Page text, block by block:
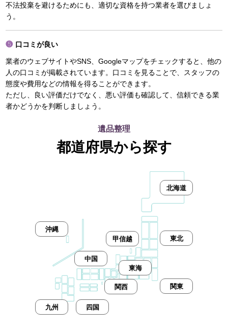
不法投棄を避けるためにも、適切な資格を持つ業者を選びましょ
う。
口コミが良い
業者のウェブサイトやSNS、Googleマップをチェックすると、他の
人の口コミが掲載されています。口コミを見ることで、スタッフの
態度や費用などの情報を得ることができます。
ただし、良い評価だけでなく、悪い評価も確認して、信頼できる業
者かどうかを判断しましょう。
遺品整理
都道府県から探す
北海道
東北
甲信越
東海
関東
関西
中国
四国
九州
沖縄